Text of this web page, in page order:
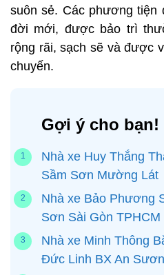
suôn sẻ. Các phương
đời mới, được bảo trì
rộng rãi, sạch sẽ và được
chuyến.
Gợi ý cho bạn!
Nhà xe Huy Thắng
Sầm Sơn Mường Lát
Nhà xe Bảo Phương
Sơn Sài Gòn TPHCM
Nhà xe Minh Thông
Đức Linh BX An